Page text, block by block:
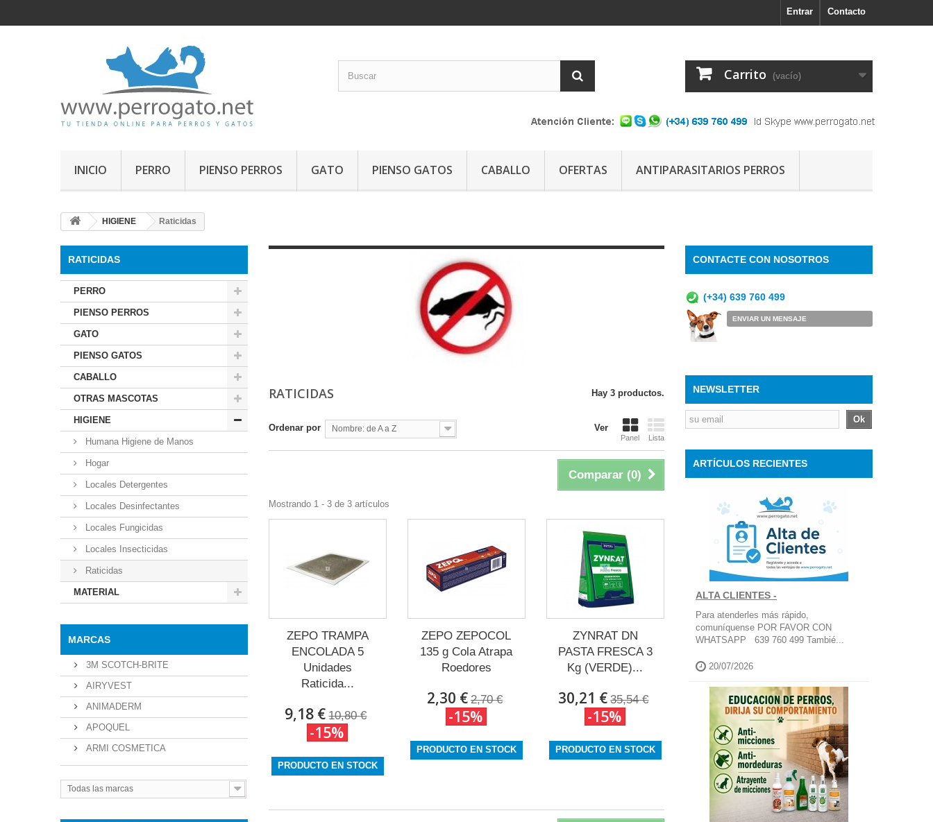
Contacto
Entrar
Carrito (vacío)
INICIO PERRO PIENSO PERROS GATO PIENSO GATOS CABALLO OFERTAS ANTIPARASITARIOS PERROS
HIGIENE Raticidas
RATICIDAS
PERRO
PIENSO PERROS
GATO
PIENSO GATOS
CABALLO
OTRAS MASCOTAS
HIGIENE
Humana Higiene de Manos
Hogar
Locales Detergentes
Locales Desinfectantes
Locales Fungicidas
Locales Insecticidas
Raticidas
MATERIAL
MARCAS
3M SCOTCH-BRITE
AIRYVEST
ANIMADERM
APOQUEL
ARMI COSMETICA
Todas las marcas
RATICIDAS Hay 3 productos.
Ver
Panel Lista
Ordenar por Nombre: de A a Z
Comparar (0)
Mostrando 1 - 3 de 3 artículos
ZEPO TRAMPA
ENCOLADA 5
Unidades
Raticida...
9,18 € 10,80 €
-15%
PRODUCTO EN STOCK
ZEPO ZEPOCOL
135 g Cola Atrapa
Roedores
2,30 € 2,70 €
-15%
PRODUCTO EN STOCK
ZYNRAT DN
PASTA FRESCA 3
Kg (VERDE)...
30,21 € 35,54 €
-15%
PRODUCTO EN STOCK
CONTACTE CON NOSOTROS
(+34) 639 760 499
ENVIAR UN MENSAJE
NEWSLETTER
Ok
ARTÍCULOS RECIENTES
ALTA CLIENTES -
Para atenderles más rápido,
comuníquense POR FAVOR CON
WHATSAPP 639 760 499 Tambié...
20/07/2026